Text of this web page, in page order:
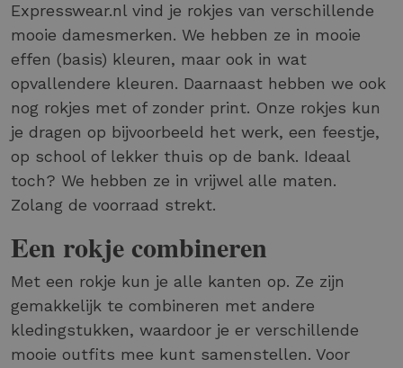
Expresswear.nl vind je rokjes van verschillende
mooie damesmerken. We hebben ze in mooie
effen (basis) kleuren, maar ook in wat
opvallendere kleuren. Daarnaast hebben we ook
nog rokjes met of zonder print. Onze rokjes kun
je dragen op bijvoorbeeld het werk, een feestje,
op school of lekker thuis op de bank. Ideaal
toch? We hebben ze in vrijwel alle maten.
Zolang de voorraad strekt.
Een rokje combineren
Met een rokje kun je alle kanten op. Ze zijn
gemakkelijk te combineren met andere
kledingstukken, waardoor je er verschillende
mooie outfits mee kunt samenstellen. Voor